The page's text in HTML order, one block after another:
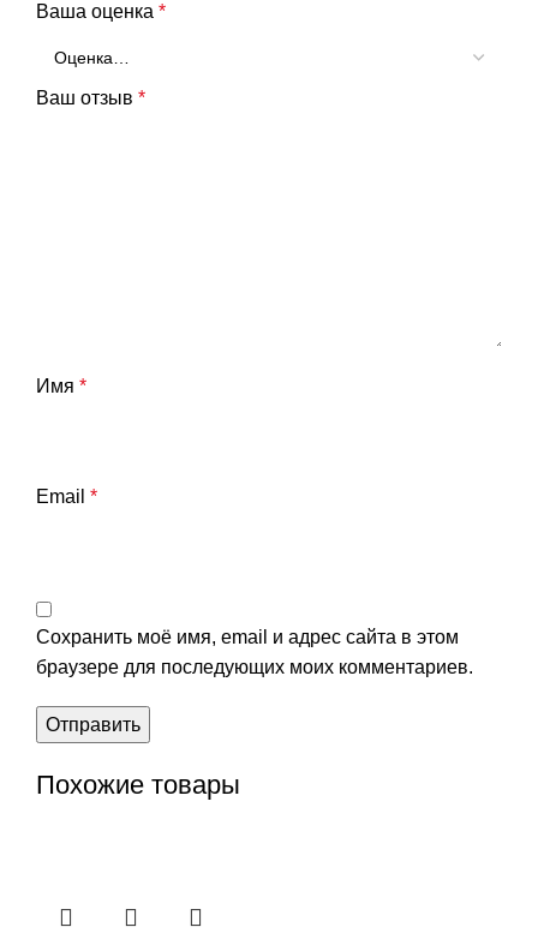
Ваша оценка *
Ваш отзыв *
Имя *
Email *
Сохранить моё имя, email и адрес сайта в этом
браузере для последующих моих комментариев.
Похожие товары